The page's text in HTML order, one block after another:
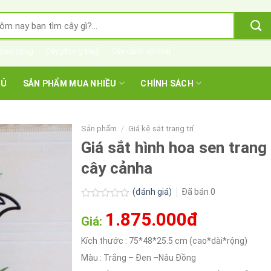
SẢN PHẨM MUA NHIỀU CHÍNH SÁCH
Sản phẩm / Giá kệ sắt trang trí
Giá sắt hình hoa sen
cây cảnha
xếp
hạng
0.0
5
sao
(đánh giá) Đã bán 0
Giá: 1.875.000đ
Kích thước : 75*48*25.5 cm (cao*dài*rộng)
Màu : Trắng – Đen –Nâu Đồng